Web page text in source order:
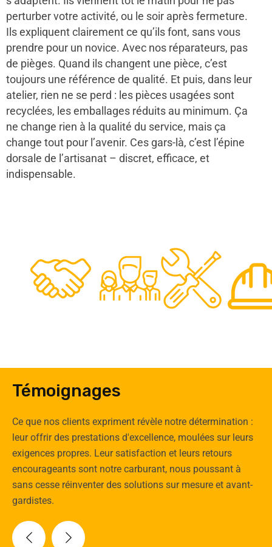
perturber votre activité, ou le soir après fermeture.
Ils expliquent clairement ce qu’ils font, sans vous
prendre pour un novice. Avec nos réparateurs, pas
de pièges. Quand ils changent une pièce, c’est
toujours une référence de qualité. Et puis, dans leur
atelier, rien ne se perd : les pièces usagées sont
recyclées, les emballages réduits au minimum. Ça
ne change rien à la qualité du service, mais ça
change tout pour l’avenir. Ces gars-là, c’est l’épine
dorsale de l’artisanat – discret, efficace, et
indispensable.
48
0
50
Experts
Témoignages
Ce que nos clients expriment révèle notre détermination :
leur offrir des prestations d'excellence, moulées sur leurs
exigences propres. Leur satisfaction et leurs retours
encourageants sont notre carburant, nous poussant à
sans cesse réinventer des solutions sur mesure et avant-
gardistes.